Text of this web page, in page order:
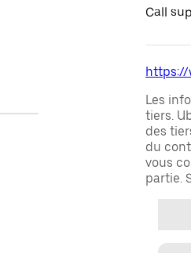
Call
https://
Les
tiers.
des
du
vous
partie.